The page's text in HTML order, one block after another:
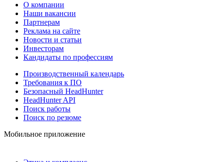
О компании
Наши вакансии
Партнерам
Реклама на сайте
Новости и статьи
Инвесторам
Кандидаты по профессиям
Производственный календарь
Требования к ПО
Безопасный HeadHunter
HeadHunter API
Поиск работы
Поиск по резюме
Мобильное приложение